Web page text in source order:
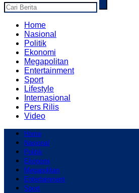
Home
Nasional
Politik
Ekonomi
Megapolitan
Entertainment
Sport
Lifestyle
Internasional
Pers Rilis
Video
Home
Nasional
Politik
Ekonomi
Megapolitan
Entertainment
Sport